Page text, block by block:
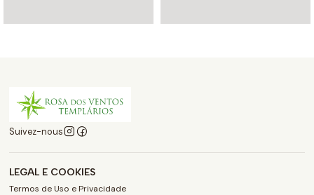
Suivez-nous
LEGAL E COOKIES
Termos de Uso e Privacidade